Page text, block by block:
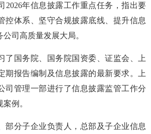
年信息披露工作重点任务，指出要
控体系、坚守合规披露底线、提升信息
司高质量发展大局。
国务院、国务院国资委、证监会、上
期报告编制及信息披露的最新要求。上
司管理一部进行了信息披露监管工作分
例。
分子企业负责人，总部及子企业信息